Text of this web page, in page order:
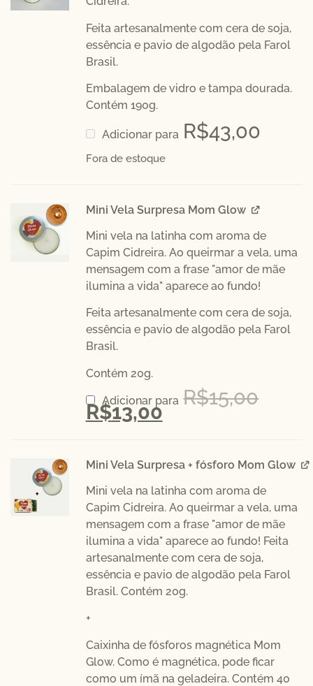
Feita artesanalmente com cera de soja,
essência e pavio de algodão pela Farol
Brasil.
Embalagem de vidro e tampa dourada.
Contém 190g.
Adicionar para R$43,00
Fora de estoque
Mini Vela Surpresa Mom Glow
Mini vela na latinha com aroma de
Capim Cidreira. Ao queirmar a vela, uma
mensagem com a frase "amor de mãe
ilumina a vida" aparece ao fundo!
Feita artesanalmente com cera de soja,
essência e pavio de algodão pela Farol
Brasil.
Contém 20g.
Adicionar para R$15,00
R$13,00
Mini Vela Surpresa + fósforo Mom Glow
Mini vela na latinha com aroma de
Capim Cidreira. Ao queirmar a vela, uma
mensagem com a frase "amor de mãe
ilumina a vida" aparece ao fundo! Feita
artesanalmente com cera de soja,
essência e pavio de algodão pela Farol
Brasil. Contém 20g.
+
Caixinha de fósforos magnética Mom
Glow. Como é magnética, pode ficar
como um ímã na geladeira. Contém 40